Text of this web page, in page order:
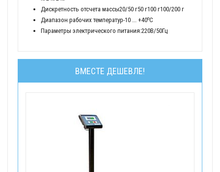
Дискретность отсчета массы20/50 г50 г100 г100/200 г
Диапазон рабочих температур-10 ... +40oС
Параметры электрического питания:220В/50Гц
ВМЕСТЕ ДЕШЕВЛЕ!